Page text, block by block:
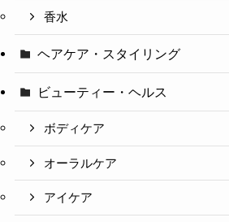
香水
ヘアケア・スタイリング
ビューティー・ヘルス
ボディケア
オーラルケア
アイケア